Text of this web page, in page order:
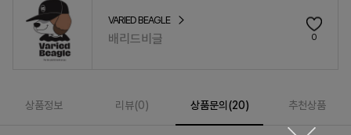
VARIED BEAGLE
배리드비글 0
상품정보 리뷰(0) 상품문의(20) 추천상품